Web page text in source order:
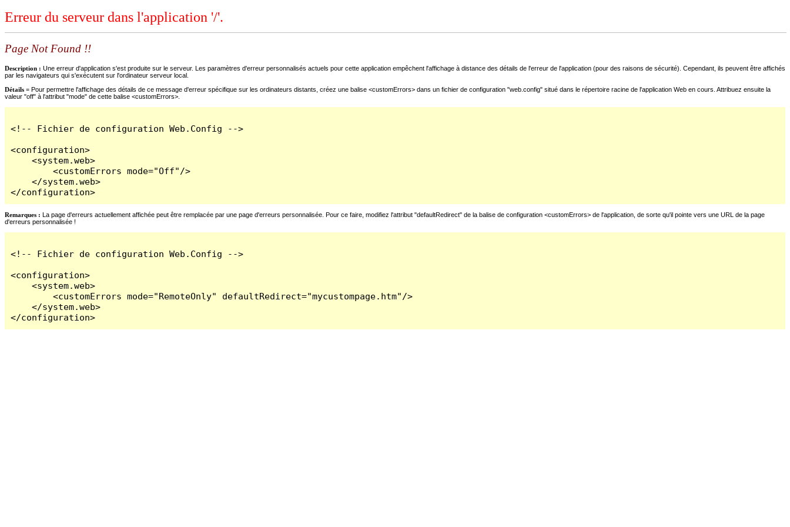
Erreur du serveur dans l'application '/'.
Page Not Found !!
Description : Une erreur d'application s'est produite sur le serveur. Les paramètres d'erreur personnalisés actuels pour cette application empêchent l'affichage à distance des détails de l'erreur de l'application (pour des raisons de sécurité). Cependant, ils peuvent être affichés
par les navigateurs qui s'exécutent sur l'ordinateur serveur local.
Détails = Pour permettre l'affichage des détails de ce message d'erreur spécifique sur les ordinateurs distants, créez une balise <customErrors> dans un fichier de configuration "web.config" situé dans le répertoire racine de l'application Web en cours. Attribuez ensuite la
valeur "off" à l'attribut "mode" de cette balise <customErrors>.
<!-- Fichier de configuration Web.Config -->
<configuration>
    <system.web>
        <customErrors mode="Off"/>
    </system.web>
</configuration>
Remarques : La page d'erreurs actuellement affichée peut être remplacée par une page d'erreurs personnalisée. Pour ce faire, modifiez l'attribut "defaultRedirect" de la balise de configuration <customErrors> de l'application, de sorte qu'il pointe vers une URL de la page
d'erreurs personnalisée !
<!-- Fichier de configuration Web.Config -->
<configuration>
    <system.web>
        <customErrors mode="RemoteOnly" defaultRedirect="mycustompage.htm"/>
    </system.web>
</configuration>